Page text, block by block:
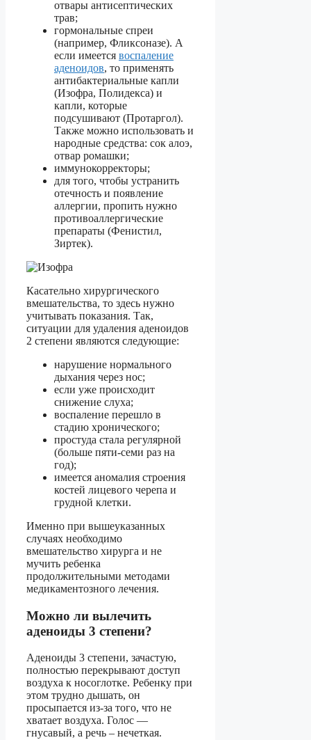
отвары антисептических
трав;
гормональные спреи
(например, Фликсоназе). А
если имеется воспаление
аденоидов, то применять
антибактериальные капли
(Изофра, Полидекса) и
капли, которые
подсушивают (Протаргол).
Также можно использовать и
народные средства: сок алоэ,
отвар ромашки;
иммунокорректоры;
для того, чтобы устранить
отечность и появление
аллергии, пропить нужно
противоаллергические
препараты (Фенистил,
Зиртек).
Касательно хирургического
вмешательства, то здесь нужно
учитывать показания. Так,
ситуации для удаления аденоидов
2 степени являются следующие:
нарушение нормального
дыхания через нос;
если уже происходит
снижение слуха;
воспаление перешло в
стадию хронического;
простуда стала регулярной
(больше пяти-семи раз на
год);
имеется аномалия строения
костей лицевого черепа и
грудной клетки.
Именно при вышеуказанных
случаях необходимо
вмешательство хирурга и не
мучить ребенка
продолжительными методами
медикаментозного лечения.
Можно ли вылечить
аденоиды 3 степени?
Аденоиды 3 степени, зачастую,
полностью перекрывают доступ
воздуха к носоглотке. Ребенку при
этом трудно дышать, он
просыпается из-за того, что не
хватает воздуха. Голос —
гнусавый, а речь – нечеткая.